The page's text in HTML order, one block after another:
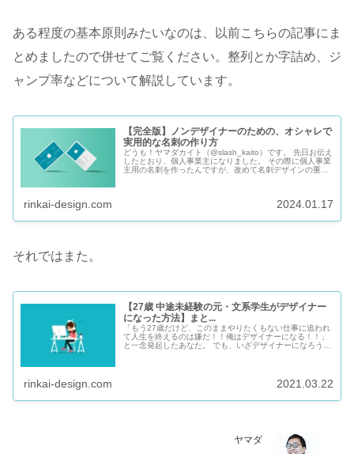
ある程度の基本原則みたいなのは、以前こちらの記事にま
とめましたので併せてご覧ください。整列とか字詰め、ジ
ャンプ率などについて解説しています。
【完全版】ノンデザイナーのための、オシャレで
実用的な名刺の作り方
どうも！ヤマダカイト（@slash_kaito）です。 先日お伝え
したとおり、個人事業主になりました。 その際に個人事業
主用の名刺を作ったんですが、改めて名刺デザインの重要
rinkai-design.com 2024.01.17
それではまた。
【27歳 中途未経験の元・文系学生がデザイナー
になった方法】まと...
「もう27歳だけど、このままやりたくもない仕事に追われ
て人生を終えるのは嫌だ！！俺はデザイナーになる！！」
と一念発起したあなた。 でも、いざデザイナーになろうと
rinkai-design.com 2021.03.22
ヤマダ